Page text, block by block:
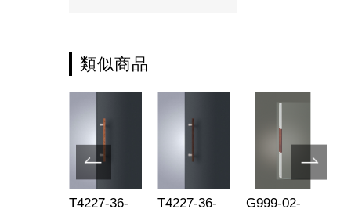
類似商品
T4227-36-
T4227-36-
G999-02-